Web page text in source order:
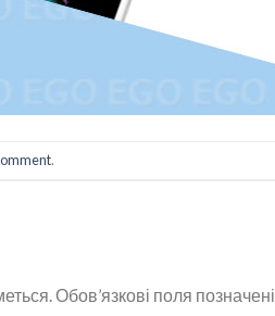
.
Обов’язкові поля позначені